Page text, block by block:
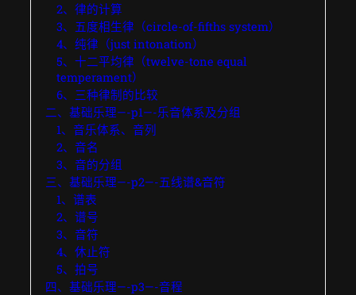
2、律的计算
3、五度相生律（circle-of-fifths system）
4、纯律（just intonation）
5、十二平均律（twelve-tone equal
temperament）
6、三种律制的比较
二、基础乐理—-p1—-乐音体系及分组
1、音乐体系、音列
2、音名
3、音的分组
三、基础乐理—-p2—-五线谱&音符
1、谱表
2、谱号
3、音符
4、休止符
5、拍号
四、基础乐理—-p3—-音程